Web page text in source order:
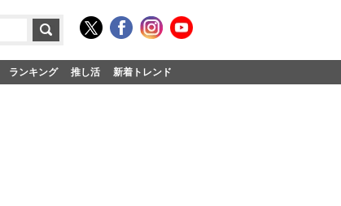
ランキング 推し活 新着トレンド